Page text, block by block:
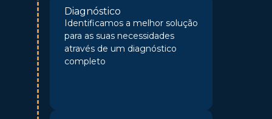
Diagnóstico
Identificamos a melhor solução
para as suas necessidades
através de um diagnóstico
completo